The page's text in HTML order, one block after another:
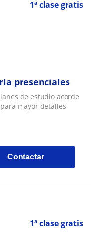
1ª clase gratis
presenciales
de estudio acorde
mayor detalles
Contactar
1ª clase gratis